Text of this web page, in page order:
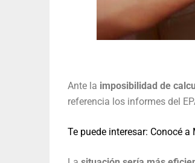
Ante la imposibilidad de
referencia los informes del
Te puede interesar: Conocé